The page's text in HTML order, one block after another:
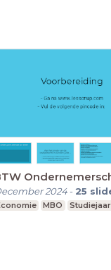
2024- 25
MBO Studiejaar